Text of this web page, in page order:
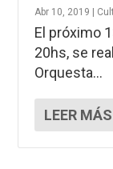
Abr 10, 2019
El próximo
20hs, se
Orquesta...
LEER MÁS